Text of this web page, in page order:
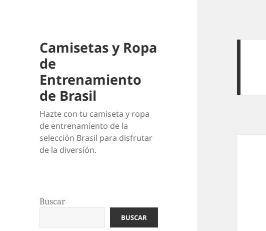
Camisetas y Ropa
de
Entrenamiento
de Brasil
Hazte con tu camiseta y ropa
de entrenamiento de la
selección Brasil para disfrutar
de la diversión.
Buscar
BUSCAR